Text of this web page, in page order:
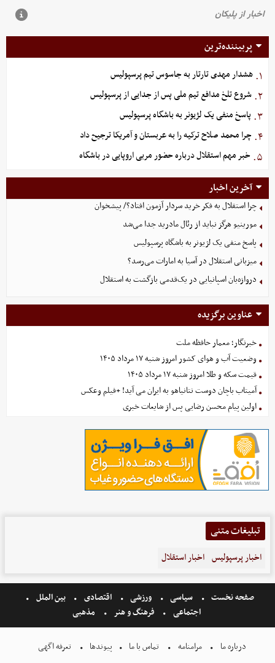
پربیننده‌ترین
۱. هشدار مهدی تارتار به جاسوس تیم پرسپولیس
۲. شروع تلخ مدافع تیم ملی پس از جدایی از پرسپولیس
۳. پاسخ منفی یک لژیونر به باشگاه پرسپولیس
۴. چرا محمد صلاح ترکیه را به عربستان و آمریکا ترجیح داد
۵. خبر مهم استقلال درباره حضور مربی اروپایی در باشگاه
آخرین اخبار
چرا استقلال به فکر خرید سردار آزمون افتاد؟/ پیشخوان
مورینیو هرگز نباید از رئال مادرید جدا می‌شد
پاسخ منفی یک لژیونر به باشگاه پرسپولیس
میزبانی استقلال در آسیا به امارات می‌رسد؟
دروازه‌بان اسپانیایی در یک‌قدمی بازگشت به استقلال
عناوین برگزیده
خبرنگار؛ معمار حافظه ملت
وضعیت آب و هوای کشور امروز شنبه ۱۷ مرداد ۱۴۰۵
قیمت سکه و طلا امروز شنبه ۱۷ مرداد ۱۴۰۵
آمیتاب باچان دوست نتانیاهو به ایران می آید! +فیلم وعکس
اولین پیام محسن رضایی پس از شایعات خبری
تبلیغات متنی
اخبار پرسپولیس اخبار استقلال
صفحه نخست سیاسی ورزشی اقتصادی
بین الملل
اجتماعی
فرهنگ و هنر مذهبی
درباره ما مرامنامه تماس با ما پیوندها تعرفه اگهی